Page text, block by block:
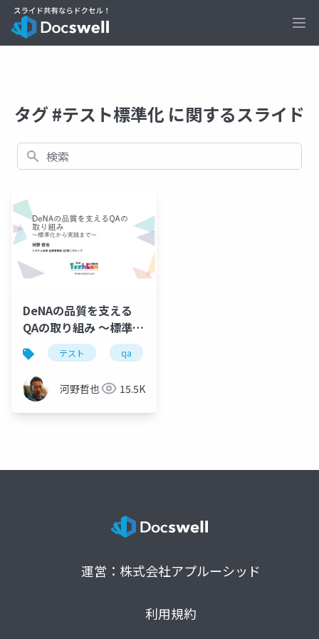
タグ #テスト標準化 に関するスライド
検索
DeNAの品質を支える
QAの取り組み 〜標準化
から実践まで〜
テスト qa
河野哲也 15.5K
運営：株式会社アプルーシッド
利用規約